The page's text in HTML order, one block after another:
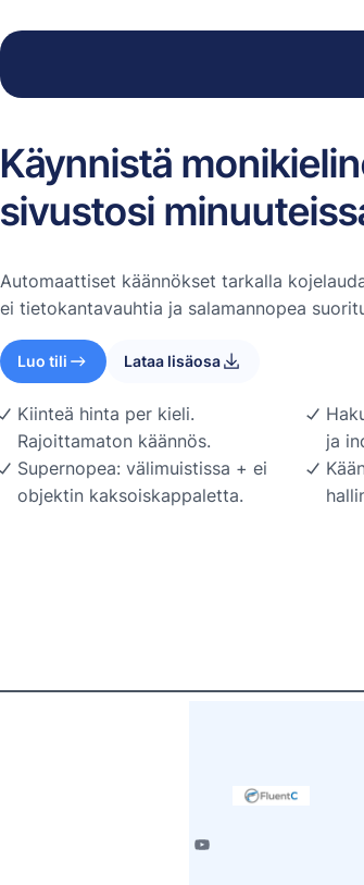
Käynnistä
sivustosi
Automaattiset käännökset tarkalla
ei tietokantavauhtia ja salamannopea
Luo tili Lataa lisäosa
Kiinteä hinta per kieli.
Rajoittamaton käännös.
Supernopea: välimuistissa + ei
objektin kaksoiskappaletta.
ja